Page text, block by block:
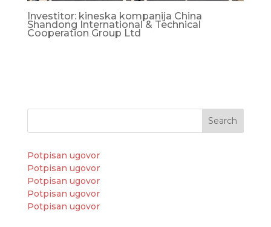
Investitor: kineska kompanija China
Shandong International & Technical
Cooperation Group Ltd
Search
Potpisan ugovor
Potpisan ugovor
Potpisan ugovor
Potpisan ugovor
Potpisan ugovor